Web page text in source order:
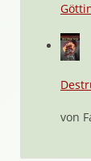
von